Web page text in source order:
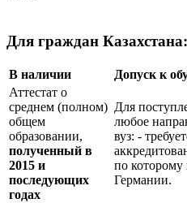
Для граждан Казахстана:
В наличии
Допуск к
Аттестат о
среднем (полном)
общем
образовании,
полученный в
2015 и
последующих
годах
Для
любое
вуз: -
по которому
Германии.